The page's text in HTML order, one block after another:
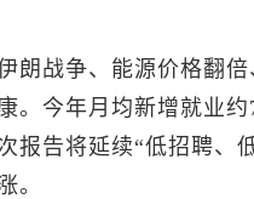
朗战争、能源价格翻
。今年月均新增就业
报告将延续“低招聘、
。